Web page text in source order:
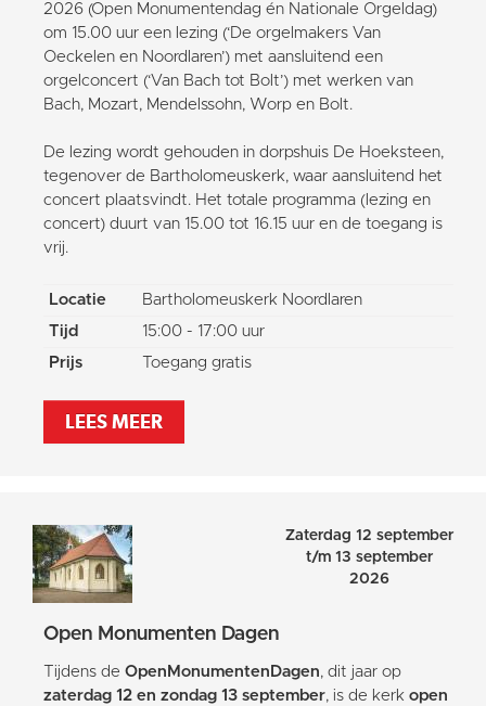
2026 (Open Monumentendag én Nationale Orgeldag)
om 15.00 uur een lezing (‘De orgelmakers Van
Oeckelen en Noordlaren’) met aansluitend een
orgelconcert (‘Van Bach tot Bolt’) met werken van
Bach, Mozart, Mendelssohn, Worp en Bolt.
De lezing wordt gehouden in dorpshuis De Hoeksteen,
tegenover de Bartholomeuskerk, waar aansluitend het
concert plaatsvindt. Het totale programma (lezing en
concert) duurt van 15.00 tot 16.15 uur en de toegang is
vrij.
Locatie
Bartholomeuskerk Noordlaren
Tijd
15:00 - 17:00 uur
Prijs
Toegang gratis
LEES MEER
Zaterdag 12 september
t/m 13 september
2026
Open Monumenten Dagen
Tijdens de OpenMonumentenDagen, dit jaar op
zaterdag 12 en zondag 13 september, is de kerk open